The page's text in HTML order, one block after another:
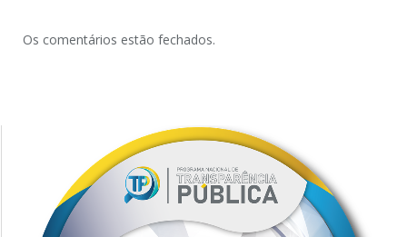
Os comentários estão fechados.